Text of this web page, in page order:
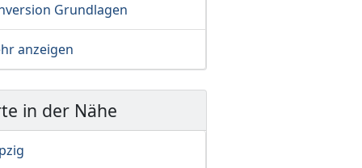
Grundlagen
anzeigen
in der Nähe